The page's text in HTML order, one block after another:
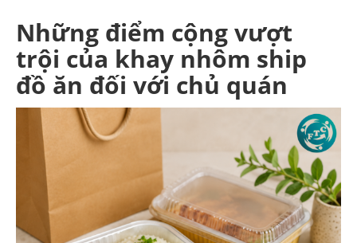
Những điểm cộng vượt
trội của khay nhôm ship
đồ ăn đối với chủ quán